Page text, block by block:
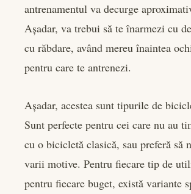
antrenamentul va decurge
Așadar, va trebui să te înarmezi cu
cu răbdare, având mereu înaintea
pentru care te antrenezi.
Așadar, acestea sunt tipurile de
Sunt perfecte pentru cei care nu au
cu o bicicletă clasică, sau preferă să
varii motive. Pentru fiecare tip de
pentru fiecare buget, există variante